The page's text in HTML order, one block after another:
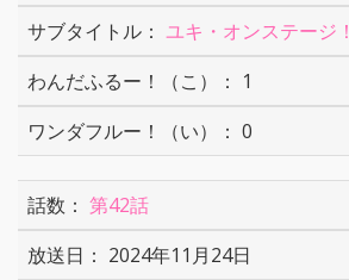
ユキ・オンステージ！
1
0
第42話
2024年11月24日